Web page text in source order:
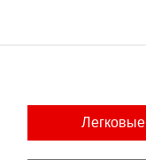
Легковые